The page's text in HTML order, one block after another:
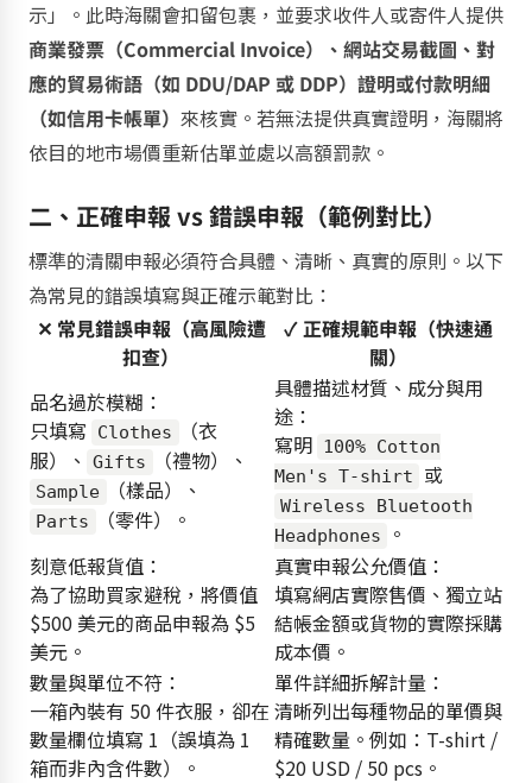
示」。此時海關會扣留包裹，並要求收件人或寄件人提供
商業發票（Commercial Invoice）、網站交易截圖、對
應的貿易術語（如 DDU/DAP 或 DDP）證明或付款明細
（如信用卡帳單） 來核實。若無法提供真實證明，海關將
依目的地市場價重新估單並處以高額罰款。
二、正確申報 vs 錯誤申報（範例對比）
標準的清關申報必須符合具體、清晰、真實的原則。以下
為常見的錯誤填寫與正確示範對比：
✕ 常見錯誤申報（高風險遭
扣查）
✓ 正確規範申報（快速通
關）
品名過於模糊：
只填寫
Clothes
（衣
服）、
Gifts （禮物）、
Sample （樣品）、
Parts （零件）。
具體描述材質、成分與用
途：
寫明 100% Cotton
Men's T-shirt
或
Wireless Bluetooth
Headphones
。
刻意低報貨值：
為了協助買家避稅，將價值
$500 美元的商品申報為 $5
美元。
真實申報公允價值：
填寫網店實際售價、獨立站
結帳金額或貨物的實際採購
成本價。
數量與單位不符：
一箱內裝有 50 件衣服，卻在
數量欄位填寫 1（誤填為 1
箱而非內含件數）。
單件詳細拆解計量：
清晰列出每種物品的單價與
精確數量。例如：T-shirt /
$20 USD / 50 pcs。